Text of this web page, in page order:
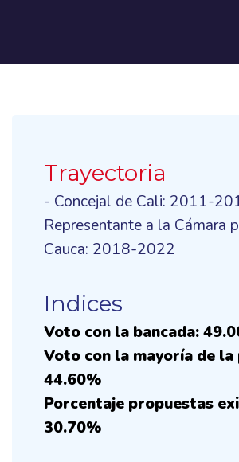
Trayectoria
- Concejal de Cali: 2011-
Representante a la Cámara
Cauca: 2018-2022
Indices
Voto con la bancada:
Voto con la mayoría de la
44.60%
Porcentaje propuestas
30.70%